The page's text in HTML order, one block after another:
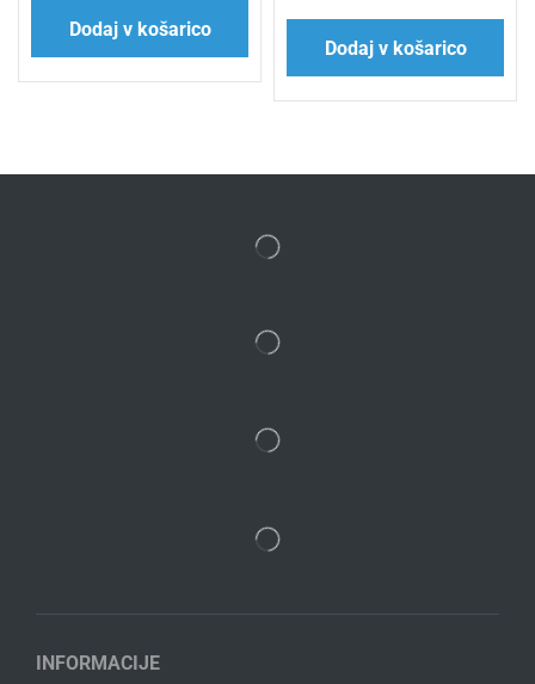
Dodaj v košarico
Dodaj v košarico
INFORMACIJE